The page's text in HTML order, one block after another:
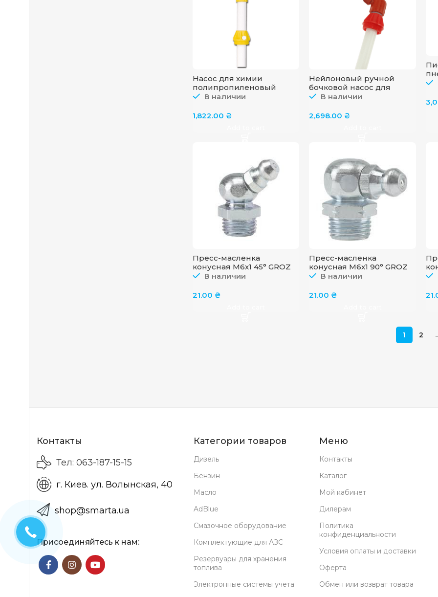
Насос для химии
полипропиленовый
В наличии
1,822.00 ₴
Нейлоновый ручной
бочковой насос для
химикалий GROZ 44193
В наличии
2,698.00 ₴
Пресс-масленка
конусная M6x1 45° GROZ
GFT/6/1/45
В наличии
21.00 ₴
Пресс-масленка
конусная M6x1 90° GROZ
GFT/6/1/90
В наличии
21.00 ₴
1 2
Контакты
Тел: 063-187-15-15
г. Киев. ул. Волынская, 40
shop@smarta.ua
Присоединяйтесь к нам:
Категории товаров
Дизель
Бензин
Масло
AdBlue
Смазочное оборудование
Комплектующие для АЗС
Резервуары для хранения
топлива
Электронные системы учета
Меню
Контакты
Каталог
Мой кабинет
Дилерам
Политика
конфиденциальности
Условия оплаты и доставки
Оферта
Обмен или возврат товара